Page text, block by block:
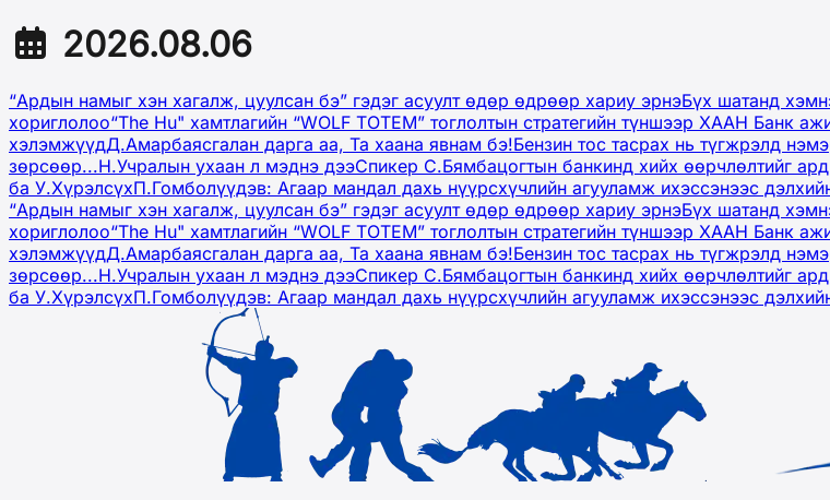
2026.08.06
“Ардын намыг хэн хагалж, цуулсан бэ” гэдэг асуулт өдөр өдрөөр хариу эрнэБүх шатанд
хориглолоо“The Hu" хамтлагийн “WOLF TOTEM” тоглолтын стратегийн түншээр ХААН Банк
хэлэмжүүдД.Амарбаясгалан дарга аа, Та хаана явнам бэ!Бензин тос тасрах нь түгжрэлд
зөрсөөр...Н.Учралын ухаан л мэднэ дээСпикер С.Бямбацогтын банкинд хийх өөрчлөлтийг
ба У.ХүрэлсүхП.Гомболүүдэв: Агаар мандал дахь нүүрсхүчлийн агууламж ихэссэнээс
“Ардын намыг хэн хагалж, цуулсан бэ” гэдэг асуулт өдөр өдрөөр хариу эрнэБүх шатанд
хориглолоо“The Hu" хамтлагийн “WOLF TOTEM” тоглолтын стратегийн түншээр ХААН Банк
хэлэмжүүдД.Амарбаясгалан дарга аа, Та хаана явнам бэ!Бензин тос тасрах нь түгжрэлд
зөрсөөр...Н.Учралын ухаан л мэднэ дээСпикер С.Бямбацогтын банкинд хийх өөрчлөлтийг
ба У.ХүрэлсүхП.Гомболүүдэв: Агаар мандал дахь нүүрсхүчлийн агууламж ихэссэнээс